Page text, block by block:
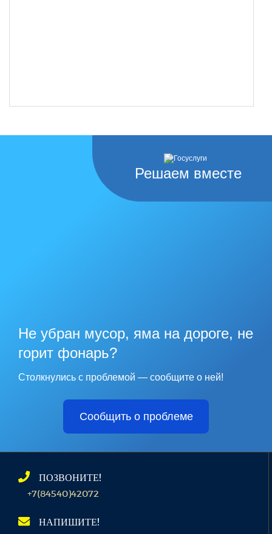
Решаем вместе
Не убран мусор, яма на дороге, не
горит фонарь?
Столкнулись с проблемой — сообщите о ней!
Сообщить о проблеме
ПОЗВОНИТЕ!
+7(84540)42072
НАПИШИТЕ!